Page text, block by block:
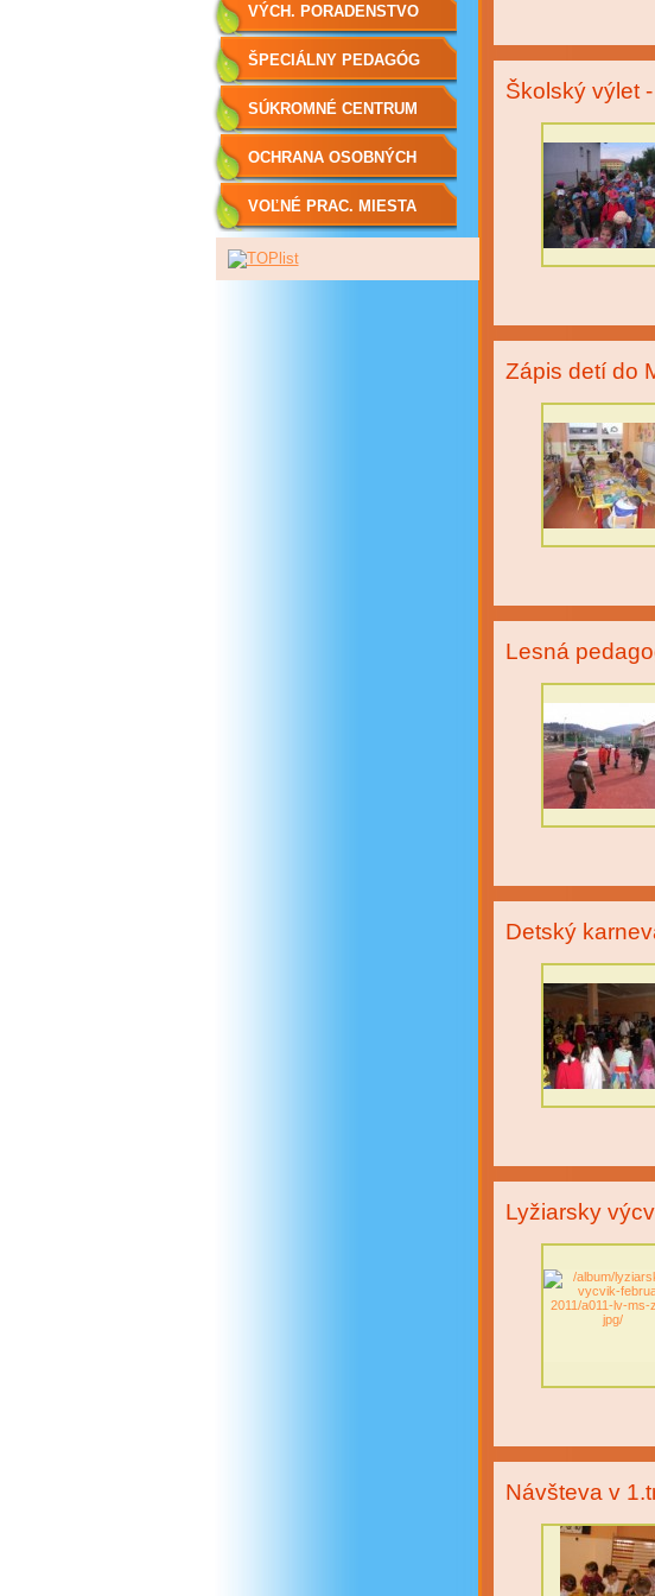
Školský výlet
Zápis detí do
Lesná
Detský
Lyžiarsky
Návšteva v
VÝCH. PORADENSTVO
ŠPECIÁLNY PEDAGÓG
SÚKROMNÉ CENTRUM
ŠPP
OCHRANA OSOBNÝCH
ÚDAJOV
VOĽNÉ PRAC. MIESTA